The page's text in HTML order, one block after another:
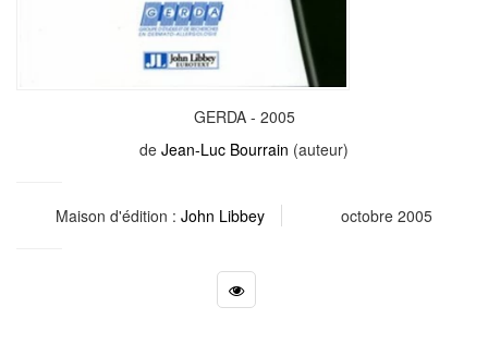
GERDA - 2005
de Jean-Luc Bourrain (auteur)
Maison d'édition : John Libbey octobre 2005